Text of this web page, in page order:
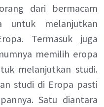
dari bermacam
untuk melanjutkan
Termasuk juga
memilih eropa
melanjutkan studi.
studi di Eropa pasti
Satu diantara